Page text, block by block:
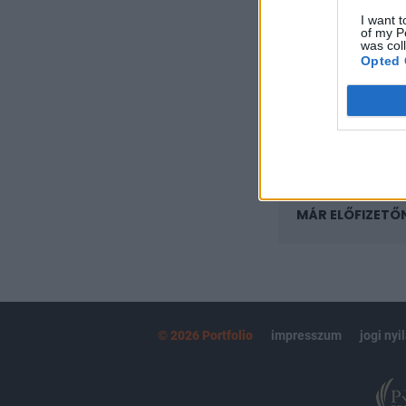
I want
of my
was
Opted
Az előfizetés a
Portfolio.hu
MÁR
© 2026 Portfolio impresszum jogi